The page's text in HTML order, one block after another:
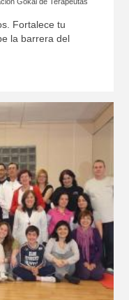
Fortalece tu
la barrera del